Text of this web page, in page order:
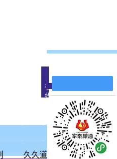
代
久久道道福吉系列
在
线